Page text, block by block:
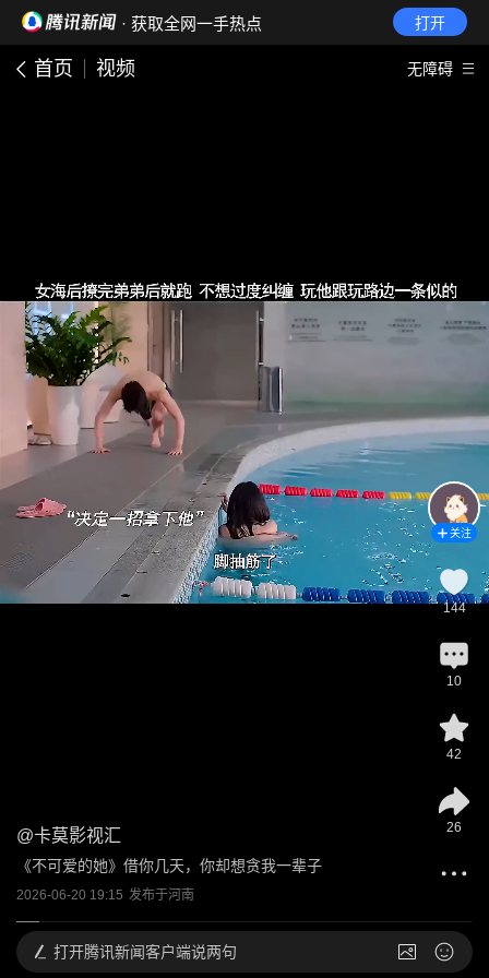
· 获取全网一手热点 打开
首页 视频 无障碍
@卡莫影视汇
《不可爱的她》借你几天，你却想贪我一辈子
2026-06-20 19:15 发布于河南
关注
144
10
42
26
打开腾讯新闻客户端说两句